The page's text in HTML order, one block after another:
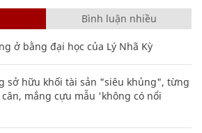
Bình luận nhiều
ở bằng đại học của Lý Nhã Kỳ
sở hữu khối tài sản "siêu khủng", từng
mắng cựu mẫu 'không có nổi